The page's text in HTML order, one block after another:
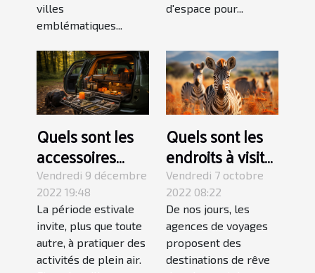
villes
emblématiques...
d'espace pour...
Quels sont les
accessoires
pour faire du
camping ?
Vendredi 9 décembre
2022 19:48
La période estivale
invite, plus que toute
autre, à pratiquer des
activités de plein air.
Quels sont les
endroits à visiter
lors d’un voyage
au Kenya ?
Vendredi 7 octobre
2022 08:22
De nos jours, les
agences de voyages
proposent des
destinations de rêve